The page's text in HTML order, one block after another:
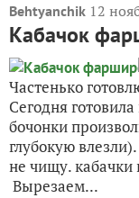
Behtyanchik 12
Кабачок
Частенько
Сегодня
бочонки
глубокую
не чищу. кабачки
Вырезаем...